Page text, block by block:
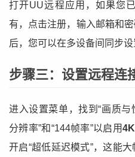
打开UU远程应用，如果您
有，点击注册，输入邮箱和
后，您可以在多设备间同步设
步骤三：设置远程连
进入设置菜单，找到“画质与
分辨率”和“144帧率”以启用
开启“超低延迟模式”，这能